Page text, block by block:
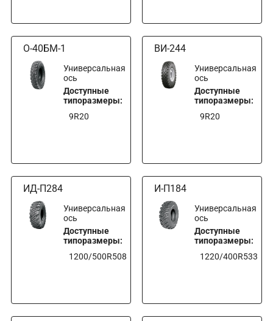
О-40БМ-1
Универсальная
ось
Доступные
типоразмеры:
9R20
ВИ-244
Универсальная
ось
Доступные
типоразмеры:
9R20
ИД-П284
Универсальная
ось
Доступные
типоразмеры:
1200/500R508
И-П184
Универсальная
ось
Доступные
типоразмеры:
1220/400R533